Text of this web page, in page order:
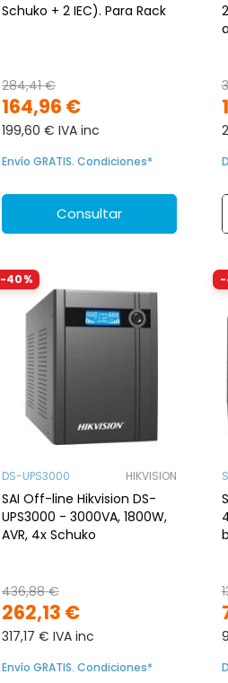
Schuko + 2 IEC). Para Rack
164,96 €
284,41 €
199,60 € IVA inc
Envío GRATIS. Condiciones*
Consultar
-40%
DS-UPS3000 HIKVISION
SAI Off-line Hikvision DS-
UPS3000 - 3000VA, 1800W,
AVR, 4x Schuko
262,13 €
436,88 €
317,17 € IVA inc
Envío GRATIS. Condiciones*
-